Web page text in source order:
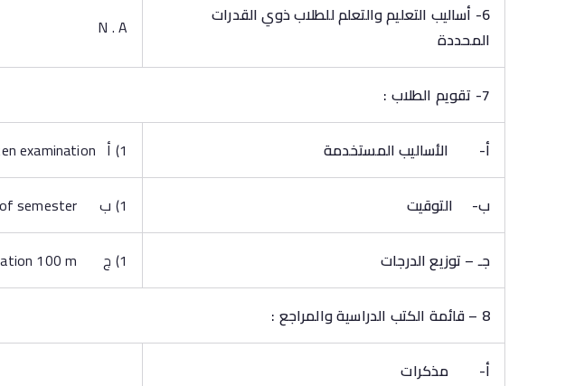
6- أساليب التعليم والتعلم للطلاب ذوي القدرات
المحددة
N . A
7- تقويم الطلاب :
أ‌- الأساليب المستخدمة 1) أ Written examination
ب‌- التوقيت 1) ب Written examination at the end of semester
جـ – توزيع الدرجات 1) ج Written examination 100 m
8 – قائمة الكتب الدراسية والمراجع :
أ‌- مذكرات